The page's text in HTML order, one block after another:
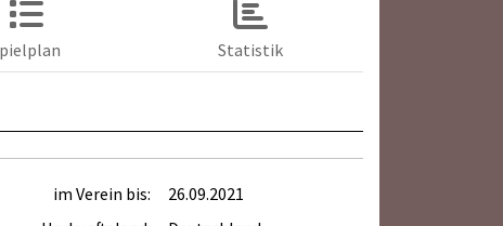
Statistik
im Verein bis:
26.09.2021